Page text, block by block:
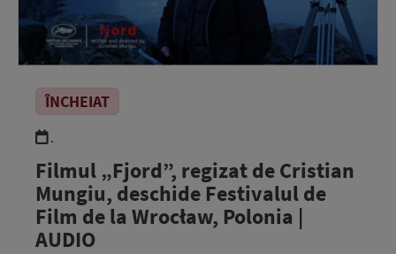
ÎNCHEIAT
.
Filmul „Fjord”, regizat de Cristian
Mungiu, deschide Festivalul de
Film de la Wrocław, Polonia |
AUDIO